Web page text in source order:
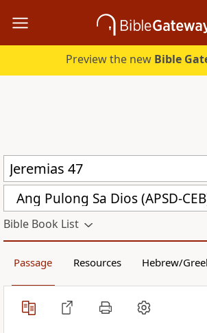
Preview the new Bible
Ang Pulong Sa Dios (APSD-
Bible Book List
Passage Resources Hebrew/